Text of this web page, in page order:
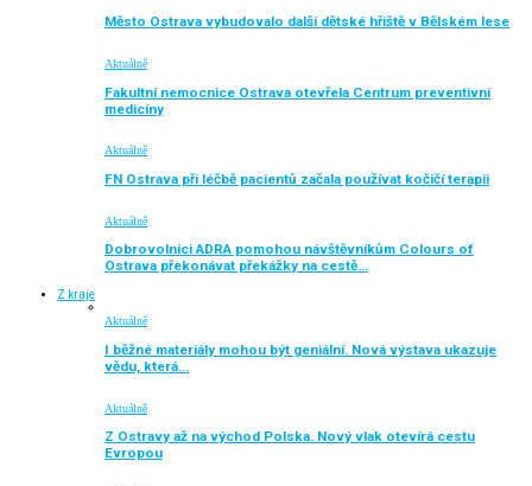
Město Ostrava vybudovalo další dětské hřiště v Bělském lese
Aktuálně
Fakultní nemocnice Ostrava otevřela Centrum preventivní
medicíny
Aktuálně
FN Ostrava při léčbě pacientů začala používat kočičí terapii
Aktuálně
Dobrovolníci ADRA pomohou návštěvníkům Colours of
Ostrava překonávat překážky na cestě…
Z kraje
Aktuálně
I běžné materiály mohou být geniální. Nová výstava ukazuje
vědu, která…
Aktuálně
Z Ostravy až na východ Polska. Nový vlak otevírá cestu
Evropou